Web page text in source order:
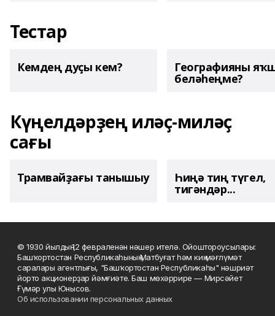
Тестар
Кемдең дуҫы кем? Географияны
беләһеңме?
Күңелдәрҙең иләҫ-миләҫ
сағы
Трамвайҙағы танышыу Һиңә тиң түгел,
тигәндәр...
© 1930 йылдың 12 февраленән нәшер ителә. Ойоштороусылары:
Башҡортостан Республикаһының Матбуғат һәм киң мәғлүмәт
саралары агентлығы, "Башҡортостан Республикаһы" нәшриәт
йорто акционерҙар йәмғиәте. Баш мөхәррире — Мирсәйет
Ғүмәр улы Юнысов.
Об использовании персональных данных